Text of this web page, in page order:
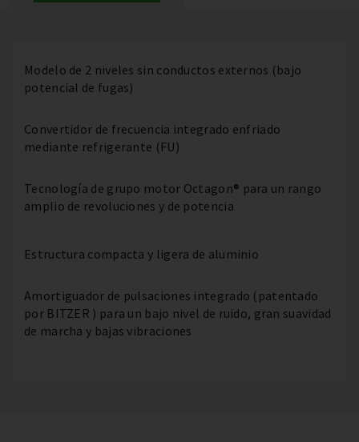
Modelo de 2 niveles sin conductos externos (bajo
potencial de fugas)
Convertidor de frecuencia integrado enfriado
mediante refrigerante (FU)
Tecnología de grupo motor Octagon® para un rango
amplio de revoluciones y de potencia
Estructura compacta y ligera de aluminio
Amortiguador de pulsaciones integrado (patentado
por BITZER ) para un bajo nivel de ruido, gran suavidad
de marcha y bajas vibraciones